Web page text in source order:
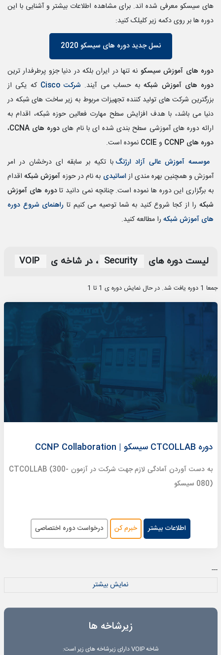
های سیسکو معرفی شده اند. برای مشاهده اطلاعات بیشتر و آشنایی با این
دوره ها بر روی دکمه زیر کلیلک کنید:
نسل جدید دوره های سیسکو 2020
دوره های آموزش سیسکو نه تنها در ایران بلکه در دنیا جزو پرطرفدار ترین
دوره های آموزش شبکهبه حساب می آیند. شرکت Cisco
که یکی از
بزرگترین شرکت های تولید کننده تجهیزات مربوط به زیر ساخت های شبکه در
دنیا می باشد، با هدف افزایش سطح مهارت فعالین حوزه شبکه، اقدام به
ارائه دوره های آموزشی سطح بندی شده ای با نام های دوره های CCNA
،
دوره های CCNP
و CCIE نموده است.
موسسه آموزش عالی آزاد ارژنگ با تکیه بر سابقه ای درخشان در امر
آموزش و همچنین بهره مندی ازاساتیدی به نام در حوزه آموزش شبکهاقدام
به برگزاری این دوره ها نموده است. چنانچه نمی دانید تادوره های آموزش
شبکهرا از کجا شروع کنید به شما توصیه می کنیم تا راهنمای شروع دوره
های آموزش شبکه را مطالعه کنید.
لیست دوره های Security ، در شاخه ی VOIP
جمعا 1 دوره یافت شد. در حال نمایش دوره ی 1 تا 1
دوره CTCOLLAB سیسکو | CCNP Collaboration
به دست آوردن آمادگی لازم جهت شرکت در آزمون CTCOLLAB (300-
080) سیسکو
اطلاعات بیشتر خبرم کن درخواست دوره اختصاصی
---
نمایش بیشتر
زیرشاخه ها
شاخهVOIPدارای زیرشاخه های زیر است: